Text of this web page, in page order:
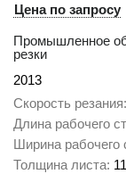
Цена по запросу
Промышленное
резки
2013
Скорость резания
Длина рабочего
Ширина рабочего
Толщина листа